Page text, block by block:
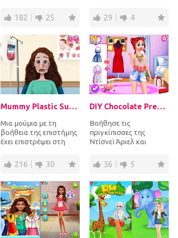
κολλητές! Κανόνισε...
182 25
ροκ αστέρων με θέμ...
29 4
Mummy Plastic Surgery
Μια μούμια με τη
βοήθεια της επιστήμης
έχει επιστρέψει στη
πρόκληση να κάνεις
την...
216 30
DIY Chocolate Present
Βοήθησε τις
πριγκίπισσες της
Ντίσνεϊ Άριελ και
προετοιμάσουν
σοκολατένιο γλυκό για
36 5